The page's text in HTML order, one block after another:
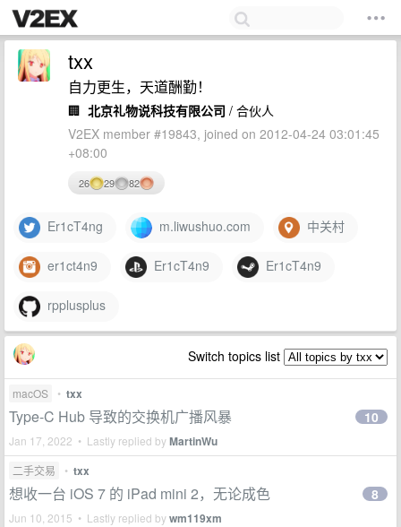
txx
自力更生，天道酬勤！
🏢 北京礼物说科技有限公司 / 合伙人
V2EX member #19843, joined on 2012-04-24 03:01:45
+08:00
26 29 82
Er1cT4ng m.liwushuo.com 中关村
er1ct4n9 Er1cT4n9 Er1cT4n9
rpplusplus
Switch topics list
macOS • txx
Type-C Hub 导致的交换机广播风暴
Jan 17, 2022 • Lastly replied byMartinWu
10
二手交易 • txx
想收一台 iOS 7 的 iPad mini 2，无论成色
Jun 10, 2015 • Lastly replied bywm119xm
8